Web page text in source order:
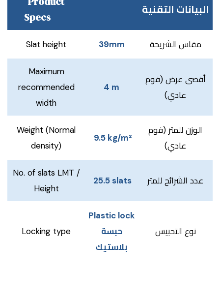
Specs
البيانات التقنية
Slat height 39mm مقاس الشريحة
Maximum
recommended
width
4 m
أقصى عرض (فوم
عادي)
Weight (Normal
density)
9.5 kg/m²
الوزن للمتر (فوم
عادي)
No. of slats LMT /
Height
25.5 slats عدد الشرائح للمتر
Locking type
Plastic lock
حبسة
بلاستيك
نوع التحبيس